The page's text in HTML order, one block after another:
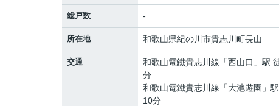
総戸数 -
所在地 和歌山県紀の川市貴志川町長山
交通 和歌山電鐵貴志川線 「西山口 」駅
分
和歌山電鐵貴志川線 「大池遊園 」
10分